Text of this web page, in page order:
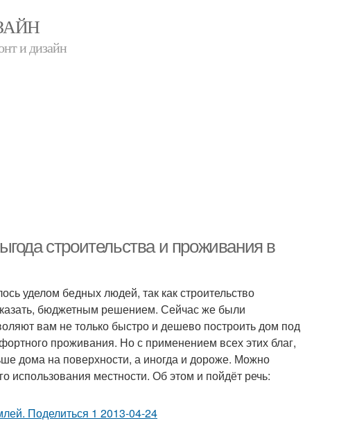
и дизайн
строительства и проживания в
уделом бедных людей, так как строительство
бюджетным решением. Сейчас же были
вам не только быстро и дешево построить дом под
проживания. Но с применением всех этих благ,
дома на поверхности, а иногда и дороже. Можно
использования местности. Об этом и пойдёт речь: